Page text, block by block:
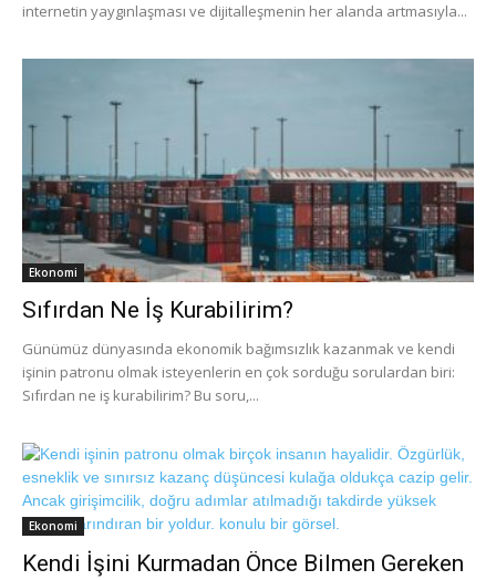
internetin yaygınlaşması ve dijitalleşmenin her alanda artmasıyla...
Ekonomi
Sıfırdan Ne İş Kurabilirim?
Günümüz dünyasında ekonomik bağımsızlık kazanmak ve kendi
işinin patronu olmak isteyenlerin en çok sorduğu sorulardan biri:
Sıfırdan ne iş kurabilirim? Bu soru,...
Ekonomi
Kendi İşini Kurmadan Önce Bilmen Gereken